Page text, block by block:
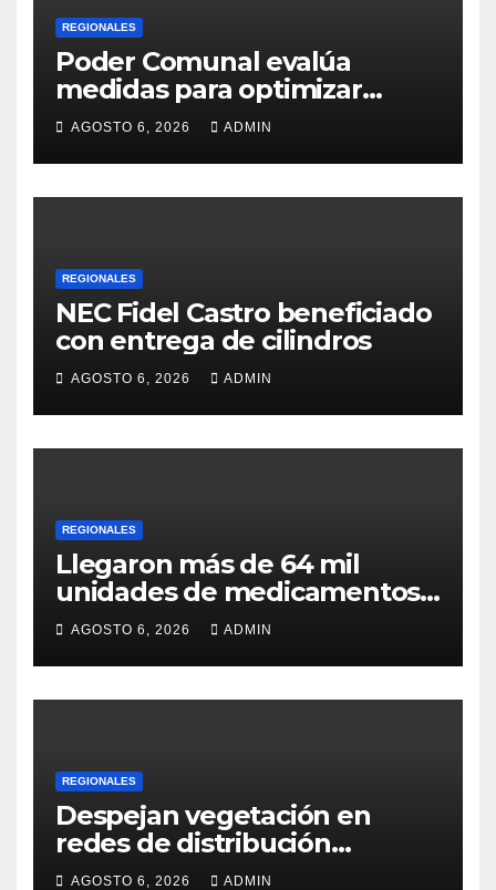
REGIONALES
Poder Comunal evalúa
medidas para optimizar
servicio de agua
AGOSTO 6, 2026 ADMIN
REGIONALES
NEC Fidel Castro beneficiado
con entrega de cilindros
AGOSTO 6, 2026 ADMIN
REGIONALES
Llegaron más de 64 mil
unidades de medicamentos
e insumos
AGOSTO 6, 2026 ADMIN
REGIONALES
Despejan vegetación en
redes de distribución
eléctrica
AGOSTO 6, 2026 ADMIN